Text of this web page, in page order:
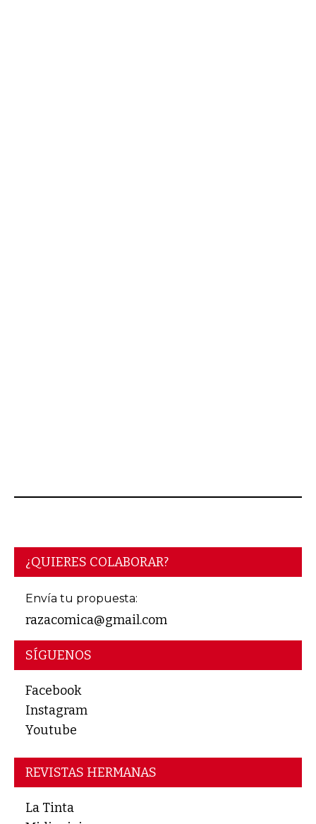
¿QUIERES COLABORAR?
Envía tu propuesta:
razacomica@gmail.com
SÍGUENOS
Facebook
Instagram
Youtube
REVISTAS HERMANAS
La Tinta